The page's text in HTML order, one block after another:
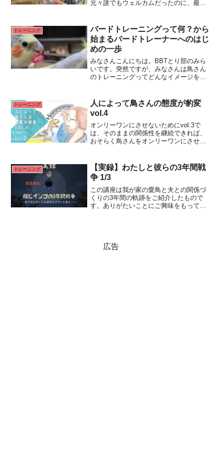
元々誰でもウェルカムだったのに、最近
に。なぜでしょう？この内容をTwitterで
ツイートした時にいRead More...
トレーニング
バードトレーニングって何？から
始まるバードトレーナーへのはじ
めの一歩
みなさんこんにちは。BBTとり部のみら
いです。突然ですが、みなさんは鳥さん
のトレーニングってどんなイメージをお
以前の私はトレーニングって輪投げした
り物をもってきてくれたRead More...
トレーニング
人によって鳥さんの態度が豹変
vol.4
オンリーワンにさせないためにvol.3で
は、そのままの関係性を継続できれば、
おそらく鳥さんをオンリーワンにさせず
り一緒に暮らしてはいるRead More...
トレーニング
【実録】わたしと彼らの3年間戦
争 1/3
この講座は我が家の愛鳥と夫との関係づ
くりの3年間の軌跡をご紹介したもので
す。ありがたいことにご興味をもってく
広告